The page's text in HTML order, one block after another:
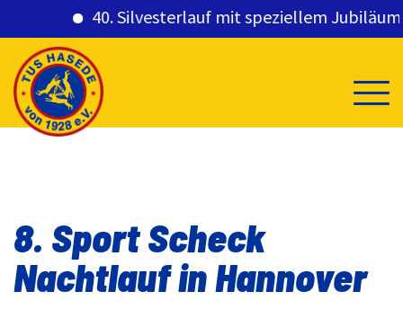
40. Silvesterlauf mit speziellem
content
8. Sport Scheck
Nachtlauf in Hannover